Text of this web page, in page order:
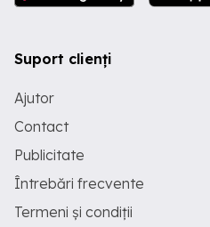
Suport clienți
Ajutor
Contact
Publicitate
Întrebări frecvente
Termeni și condiții